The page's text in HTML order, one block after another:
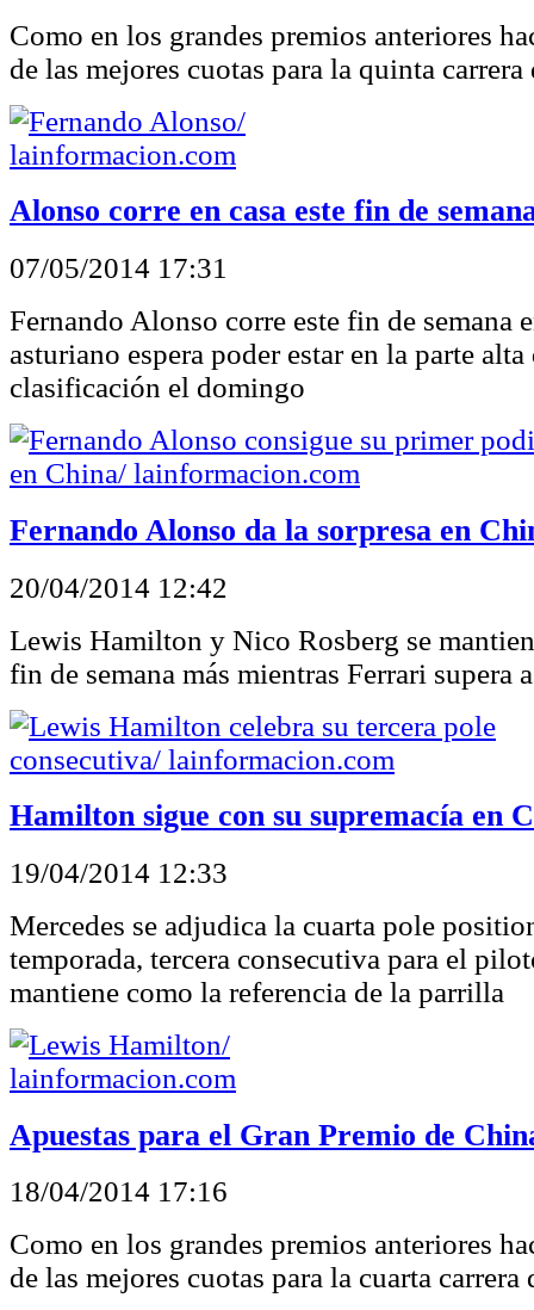
Como en los grandes premios anteriores
de las mejores cuotas para la quinta carrera
Alonso corre en casa este fin de
07/05/2014 17:31
Fernando Alonso corre este fin de semana
asturiano espera poder estar en la parte alta
clasificación el domingo
Fernando Alonso da la sorpresa en
20/04/2014 12:42
Lewis Hamilton y Nico Rosberg se
fin de semana más mientras Ferrari supera
Hamilton sigue con su supremacía en
19/04/2014 12:33
Mercedes se adjudica la cuarta pole
temporada, tercera consecutiva para el
mantiene como la referencia de la parrilla
Apuestas para el Gran Premio de
18/04/2014 17:16
Como en los grandes premios anteriores
de las mejores cuotas para la cuarta carrera